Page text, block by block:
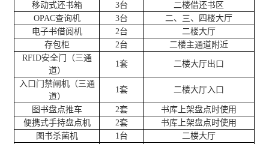
移动式还书箱
3台
二楼借还书区
OPAC查询机
3台
二、三、四楼大厅
电子书借阅机
2台
二楼大厅
存包柜
2台
二楼主通道附近
RFID安全门（三通
道）
1套 二楼大厅出口
入口门禁闸机（三通
道）
1套 二楼大厅入口
图书盘点推车 2套
书库上架盘点时使用
便携式手持盘点机
2套
书库上架盘点时使用
图书杀菌机
1台
二楼大厅